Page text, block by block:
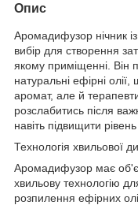
Опис
Аромадифузор нічник
вибір для створення
якому приміщенні. Він
натуральні ефірні
аромат, але й
розслабитись після
навіть підвищити
Технологія хвильової
Аромадифузор має
хвильову технологію
розпилення ефірних